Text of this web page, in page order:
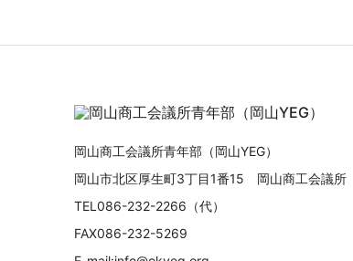
岡山商工会議所青年部（岡山YEG）
岡山市北区厚生町3丁目1番15 岡山商工会議所
TEL086-232-2266（代）
FAX086-232-5269